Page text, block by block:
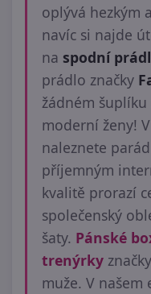
oplývá hezkým
navíc si najde
na spodní
prádlo značky
žádném
moderní ženy!
naleznete
příjemným
kvalitě prorazí
společenský
šaty. Pánské
trenýrky značky
muže. V